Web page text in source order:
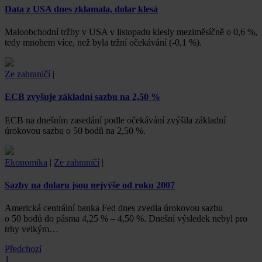
Data z USA dnes zklamala, dolar klesá
Maloobchodní tržby v USA v listopadu klesly meziměsíčně o 0,6 %,
tedy mnohem více, než byla tržní očekávání (-0,1 %).
Ze zahraničí |
ECB zvyšuje základní sazbu na 2,50 %
ECB na dnešním zasedání podle očekávání zvýšila základní
úrokovou sazbu o 50 bodů na 2,50 %.
Ekonomika | Ze zahraničí |
Sazby na dolaru jsou nejvýše od roku 2007
Americká centrální banka Fed dnes zvedla úrokovou sazbu
o 50 bodů do pásma 4,25 % – 4,50 %. Dnešní výsledek nebyl pro
trhy velkým…
Předchozí
1